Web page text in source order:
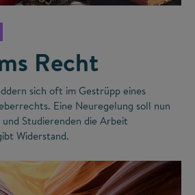
Recht
sich oft im Gestrüpp eines
Eine Neuregelung soll nun
Studierenden die Arbeit
Widerstand.